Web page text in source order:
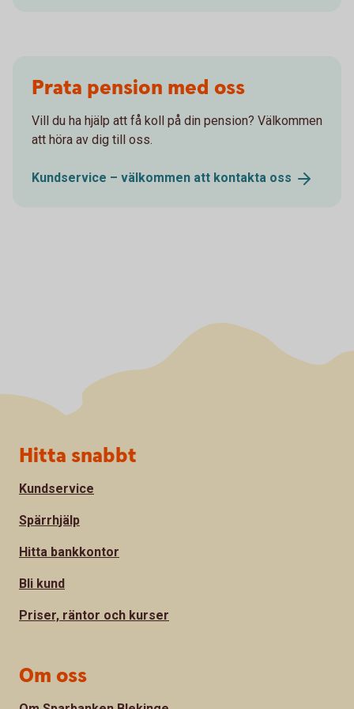
Prata pension med oss
Vill du ha hjälp att få koll på din pension? Välkommen
att höra av dig till oss.
Kundservice – välkommen att kontakta oss
Sidfot
Hitta snabbt
Kundservice
Spärrhjälp
Hitta bankkontor
Bli kund
Priser, räntor och kurser
Om oss